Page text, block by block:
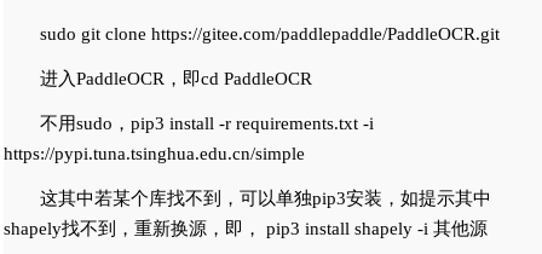
sudo git clone https://gitee.com/paddlepaddle/PaddleOCR.git
进入PaddleOCR，即cd PaddleOCR
不用sudo，pip3 install -r requirements.txt -i
https://pypi.tuna.tsinghua.edu.cn/simple
这其中若某个库找不到，可以单独pip3安装，如提示其中
shapely找不到，重新换源，即， pip3 install shapely -i 其他源